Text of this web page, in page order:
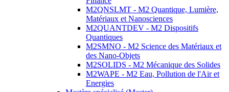
M2QNSLMT - M2 Quantique, Lumière,
Matériaux et Nanosciences
M2QUANTDEV - M2 Dispositifs
Quantiques
M2SMNO - M2 Science des Matériaux et
des Nano-Objets
M2SOLIDS - M2 Mécanique des Solides
M2WAPE - M2 Eau, Pollution de l'Air et
Energies